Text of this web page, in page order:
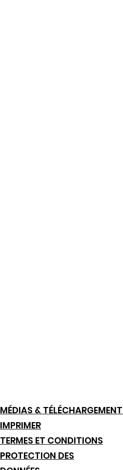
IMPRIMER
TERMES ET CONDITIONS
PROTECTION DES
MÉDIAS &